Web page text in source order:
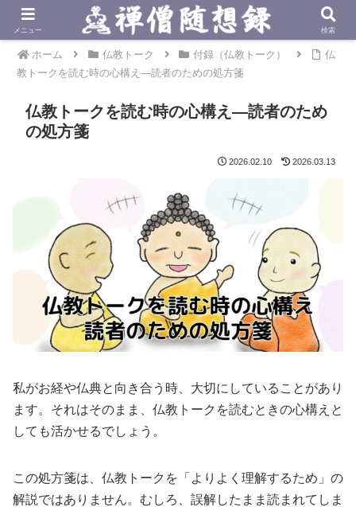
ホーム 仏教トーク 付録（仏教トーク）
仏
教トークを読む時の心構え—読者のための処方箋
仏教トークを読む時の心構え—読者のため
の処方箋
2026.02.10 2026.03.13
私がお経や仏典と向き合う時、大切にしていることがあり
ます。それはそのまま、仏教トークを読むときの心構えと
しても活かせるでしょう。
この処方箋は、仏教トークを「よりよく理解するため」の
解説ではありません。むしろ、誤解したまま読まれてしま
メニュー 検索